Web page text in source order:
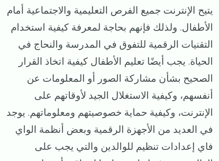
يتيح الإنترنت جميع الفرص التعليمية والاجتماعية أمام
الأطفال. ولذلك فإنهم بحاجة لمعرفة كيفية استخدام
التقنيات الرقمية للتفوق في المدرسة والنحاج في
الحياة. يجب أيضًا تعليم الأطفال كيفية اتخاذ القرار
الصحيح بشأن مشاركة الصور أو المعلومات عن
أنفسهم، وكيفية الاستغلال الجيد لأوقاتهم على
الإنترنت، وكيفية حماية خصوصيتهم ومعلوماتهم. يوجد
في العديد من الأجهزة الرقمية وبعض أنظمة الواي
فاي إعدادات تنظيم للوالدين والتي يجب على